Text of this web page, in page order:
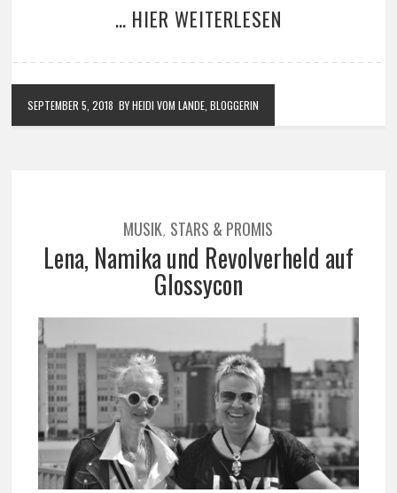
… HIER WEITERLESEN
SEPTEMBER 5, 2018 BY HEIDI VOM LANDE, BLOGGERIN
MUSIK, STARS & PROMIS
Lena, Namika und Revolverheld auf
Glossycon